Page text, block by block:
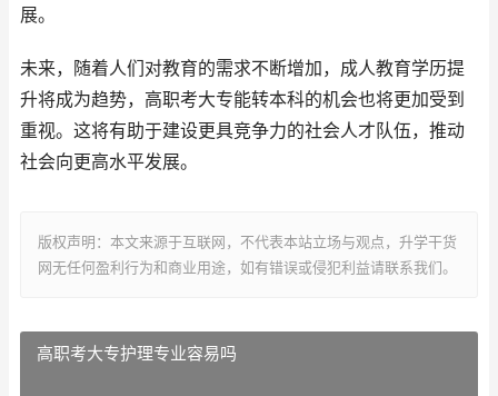
展。
未来，随着人们对教育的需求不断增加，成人教育学历提
升将成为趋势，高职考大专能转本科的机会也将更加受到
重视。这将有助于建设更具竞争力的社会人才队伍，推动
社会向更高水平发展。
版权声明：本文来源于互联网，不代表本站立场与观点，升学干货
网无任何盈利行为和商业用途，如有错误或侵犯利益请联系我们。
高职考大专护理专业容易吗